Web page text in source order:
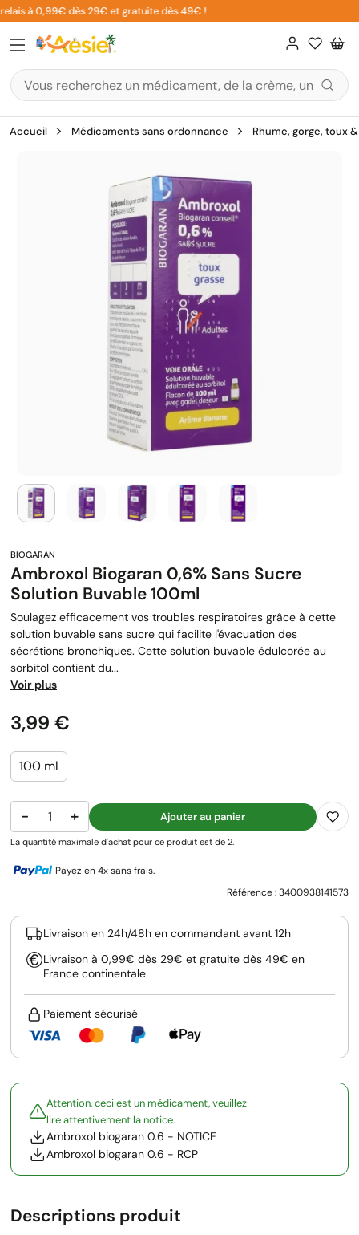
Aller
au
contenu
à 0,99€ dès 29€ et gratuite dès 49€ !
Accueil Médicaments sans ordonnance Rhume, gorge, toux
BIOGARAN
Ambroxol Biogaran 0,6% Sans Sucre
Solution Buvable 100ml
Soulagez efficacement vos troubles respiratoires grâce à cette
solution buvable sans sucre qui facilite l'évacuation des
sécrétions bronchiques. Cette solution buvable édulcorée au
sorbitol contient du...
Voir plus
Prix
3,99 €
100 ml
− + Ajouter au panier
La quantité maximale d'achat pour ce produit est de 2.
Payez en 4x sans frais.
Référence :3400938141573
Livraison en 24h/48h en commandant avant 12h
Livraison à 0,99€ dès 29€ et gratuite dès 49€ en
France continentale
Paiement sécurisé
Attention, ceci est un médicament, veuillez
lire attentivement la notice.
Ambroxol biogaran 0.6 - NOTICE
Ambroxol biogaran 0.6 - RCP
Descriptions produit